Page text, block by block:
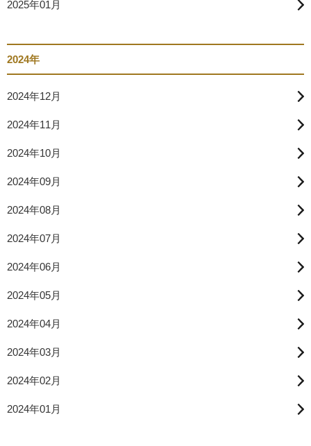
2025年01月
2024年
2024年12月
2024年11月
2024年10月
2024年09月
2024年08月
2024年07月
2024年06月
2024年05月
2024年04月
2024年03月
2024年02月
2024年01月